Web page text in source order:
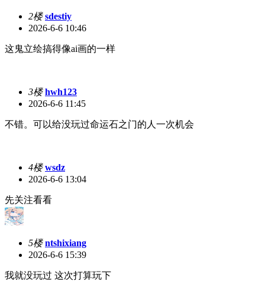
2楼 sdestiy
2026-6-6 10:46
这鬼立绘搞得像ai画的一样
3楼 hwh123
2026-6-6 11:45
不错。可以给没玩过命运石之门的人一次机会
4楼 wsdz
2026-6-6 13:04
先关注看看
5楼 ntshixiang
2026-6-6 15:39
我就没玩过 这次打算玩下